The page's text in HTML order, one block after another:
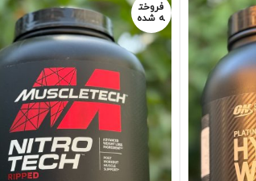
فروخت
ه شده